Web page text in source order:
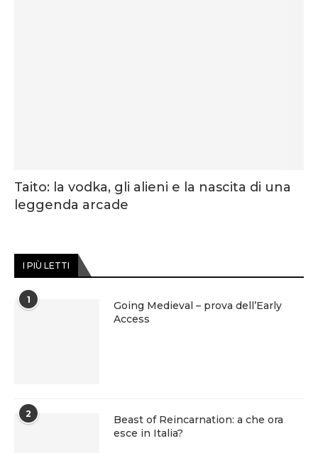
Taito: la vodka, gli alieni e la nascita di una
leggenda arcade
I PIÙ LETTI
1
Going Medieval – prova dell’Early
Access
2
Beast of Reincarnation: a che ora
esce in Italia?